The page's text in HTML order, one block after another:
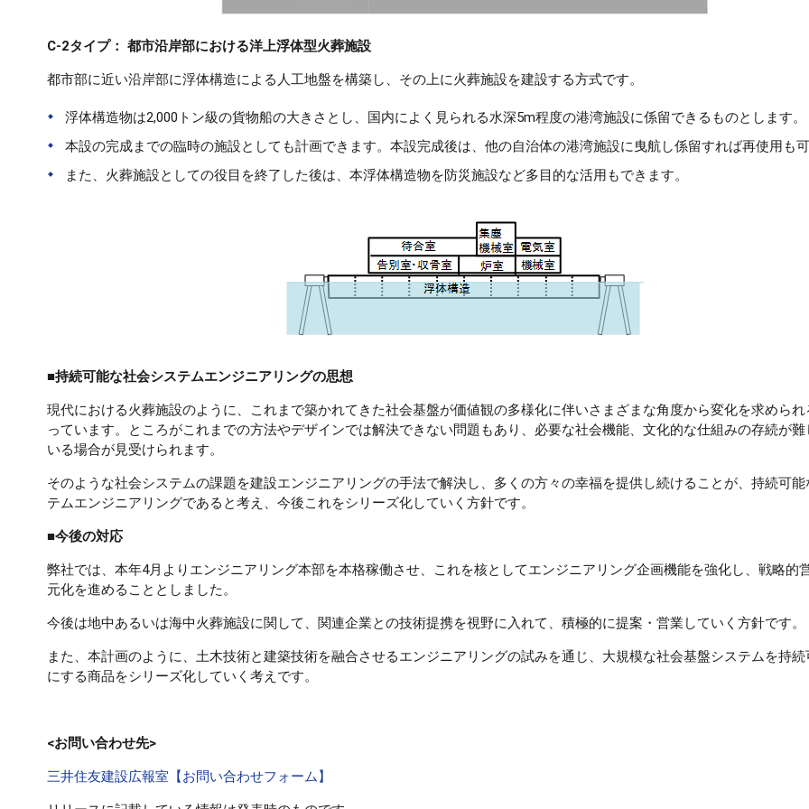
C-2タイプ： 都市沿岸部における洋上浮体型火葬施設
都市部に近い沿岸部に浮体構造による人工地盤を構築し、その上に火葬施設を建設する方式です。
浮体構造物は2,000トン級の貨物船の大きさとし、国内によく見られる水深5m程度の港湾施設に係留できるものとします。
本設の完成までの臨時の施設としても計画できます。本設完成後は、他の自治体の港湾施設に曳航し係留すれば再使用も可
また、火葬施設としての役目を終了した後は、本浮体構造物を防災施設など多目的な活用もできます。
■持続可能な社会システムエンジニアリングの思想
現代における火葬施設のように、これまで築かれてきた社会基盤が価値観の多様化に伴いさまざまな角度から変化を求められ
っています。ところがこれまでの方法やデザインでは解決できない問題もあり、必要な社会機能、文化的な仕組みの存続が難
いる場合が見受けられます。
そのような社会システムの課題を建設エンジニアリングの手法で解決し、多くの方々の幸福を提供し続けることが、持続可能
テムエンジニアリングであると考え、今後これをシリーズ化していく方針です。
■今後の対応
弊社では、本年4月よりエンジニアリング本部を本格稼働させ、これを核としてエンジニアリング企画機能を強化し、戦略的
元化を進めることとしました。
今後は地中あるいは海中火葬施設に関して、関連企業との技術提携を視野に入れて、積極的に提案・営業していく方針です。
また、本計画のように、土木技術と建築技術を融合させるエンジニアリングの試みを通じ、大規模な社会基盤システムを持
にする商品をシリーズ化していく考えです。
<お問い合わせ先>
三井住友建設広報室【お問い合わせフォーム】